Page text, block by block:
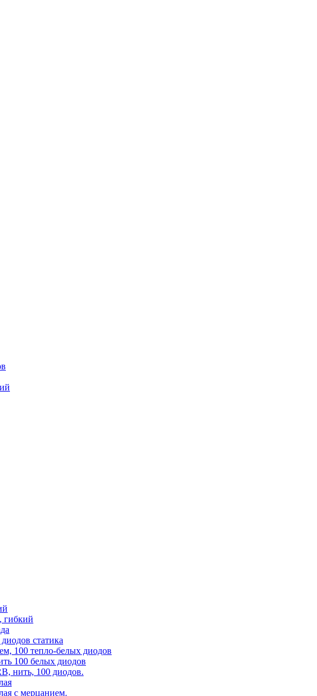
гибкий
статика
100 тепло-белых диодов
100 белых диодов
нить, 100 диодов.
с мерцанием.